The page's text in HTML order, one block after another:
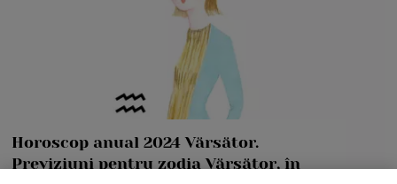
Horoscop anual 2024 Vărsător.
Previziuni pentru zodia Vărsător, în